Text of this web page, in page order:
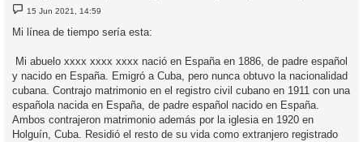
M
e
n
s
j
e
15 Jun 2021, 14:59
Mi línea de tiempo sería esta:
Mi abuelo xxxx xxxx xxxx nació en España en 1886, de padre español
y nacido en España. Emigró a Cuba, pero nunca obtuvo la nacionalidad
cubana. Contrajo matrimonio en el registro civil cubano en 1911 con una
española nacida en España, de padre español nacido en España.
Ambos contrajeron matrimonio además por la iglesia en 1920 en
Holguín, Cuba. Residió el resto de su vida como extranjero registrado